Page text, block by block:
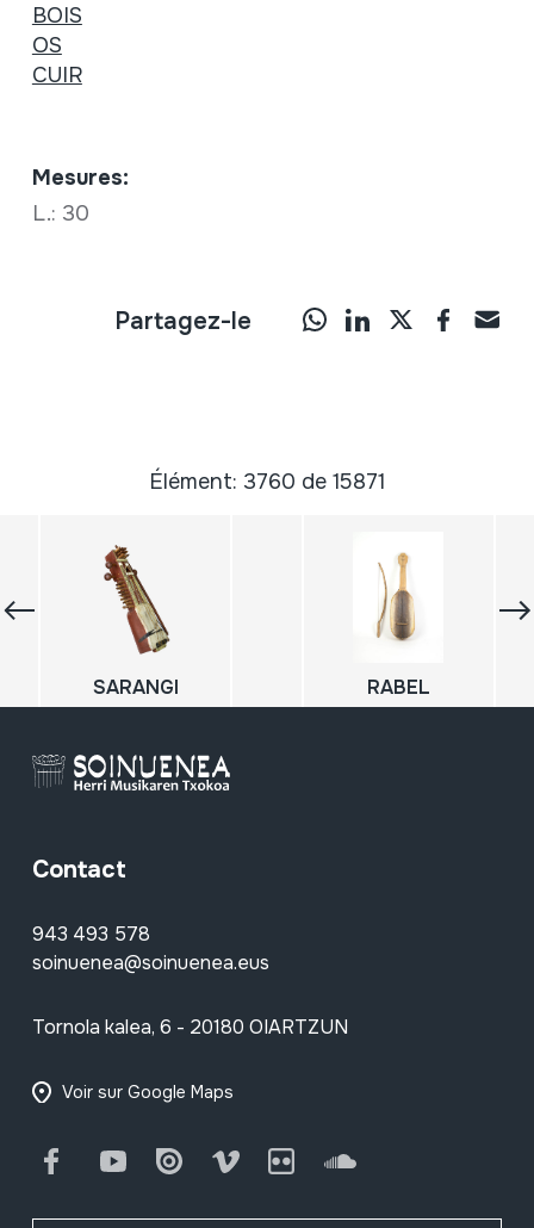
BOIS
OS
CUIR
Mesures:
L.: 30
Partagez-le
Élément: 3760 de 15871
SARANGI RABEL
Contact
943 493 578
soinuenea@soinuenea.eus
Tornola kalea, 6 - 20180 OIARTZUN
Voir sur Google Maps
FacebookYoutube Issuu Vimeo Flickr SoundCloud